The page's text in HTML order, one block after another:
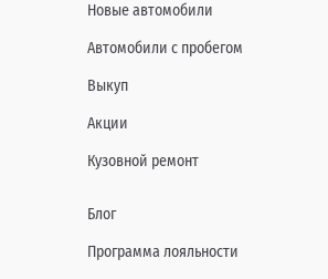
Новые автомобили
Автомобили с пробегом
Выкуп
Акции
Кузовной ремонт
Блог
Программа лояльности